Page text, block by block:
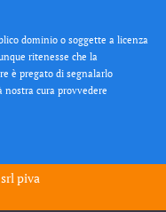
dominio o soggette a licenza
ritenesse che la
è pregato di segnalarlo
nostra cura provvedere
piva